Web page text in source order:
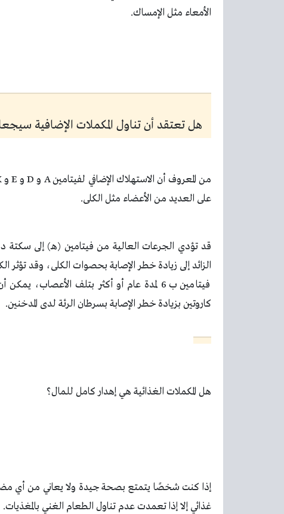
الأمعاء مثل الإمساك.
هل تعتقد أن تناول المكملات الإضافية
من المعروف أن الاستهلاك الإضافي لفيتامينA وD و E و
على العديد من الأعضاء مثل الكلى.
قد تؤدي الجرعات العالية من فيتامين (هـ) إلى سكتة
الزائد إلى زيادة خطر الإصابة بحصوات الكلى، وقد تؤثر
فيتامين ب 6 لمدة عام أو أكثر بتلف
كاروتين بزيادة خطر الإصابة بسرطان الرئة لدى المدخنين.
هل المكملات الغذائية هي إهدار كامل للمال؟
إذا كنت شخصًا يتمتع بصحة جيدة ولا يعاني من أي
غذائي إلا إذا تعمدت عدم تناول الطعام الغني بالمغذيات.